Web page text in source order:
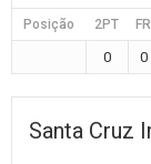
Posição 2PT FR
0 0
Santa Cruz